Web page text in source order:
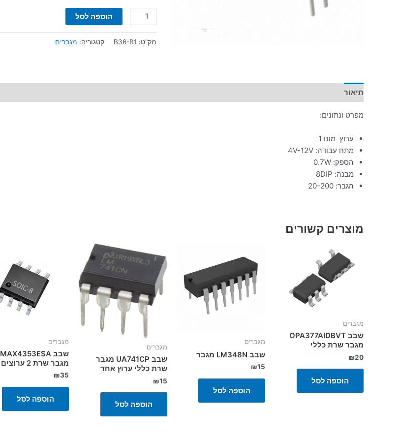
הוספה לסל
מק"ט: B36-B1 קטגוריה: מגברים
תיאור
מפרט ונתונים:
ערוץ מונו 1
מתח עבודה: 4V-12V
הספק: 0.7W
מבנה: 8DIP
הגבר: 20-200
מוצרים קשורים
מגברים
שבב OPA377AIDBVT
מגבר שרת כללי
₪20
הוספה לסל
מגברים
שבב LM348N מגבר
₪15
הוספה לסל
מגברים
שבב UA741CP מגבר
שרת כללי ערוץ אחד
₪15
הוספה לסל
מגברים
שבב MAX4353ESA
מגבר שרת 2 ערוצים
₪35
הוספה לסל